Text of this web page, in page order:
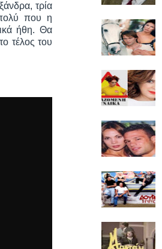
τρία
που η
ήθη. Θα
τέλος του